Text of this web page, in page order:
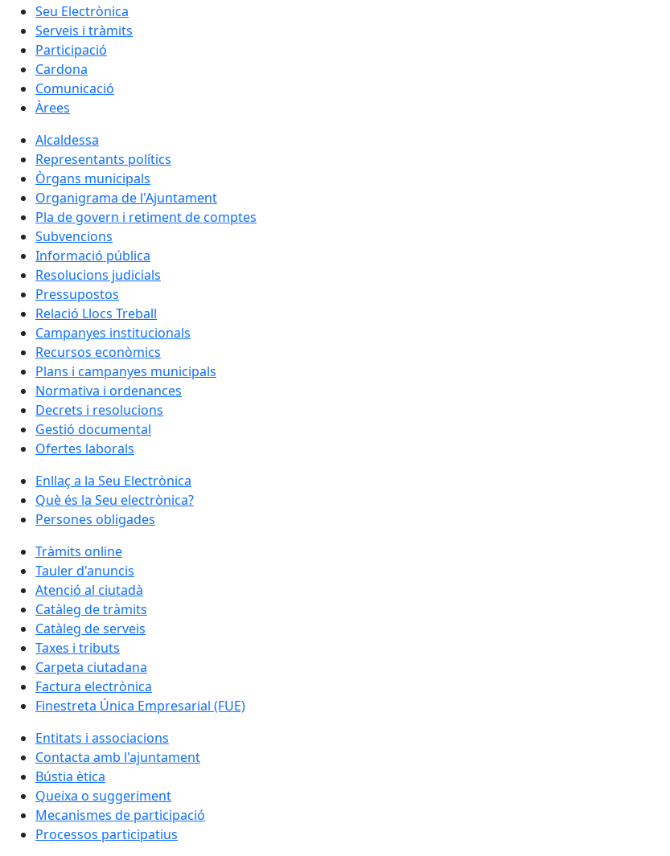
Seu Electrònica
Serveis i tràmits
Participació
Cardona
Comunicació
Àrees
Alcaldessa
Representants polítics
Òrgans municipals
Organigrama de l'Ajuntament
Pla de govern i retiment de comptes
Subvencions
Informació pública
Resolucions judicials
Pressupostos
Relació Llocs Treball
Campanyes institucionals
Recursos econòmics
Plans i campanyes municipals
Normativa i ordenances
Decrets i resolucions
Gestió documental
Ofertes laborals
Enllaç a la Seu Electrònica
Què és la Seu electrònica?
Persones obligades
Tràmits online
Tauler d'anuncis
Atenció al ciutadà
Catàleg de tràmits
Catàleg de serveis
Taxes i tributs
Carpeta ciutadana
Factura electrònica
Finestreta Única Empresarial (FUE)
Entitats i associacions
Contacta amb l'ajuntament
Bústia ètica
Queixa o suggeriment
Mecanismes de participació
Processos participatius